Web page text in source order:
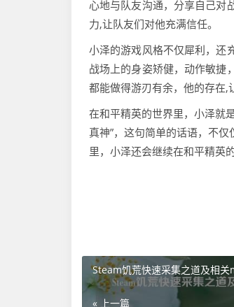
心地与队友沟通，分享自己对
力,让队友们对他充满信任。
小泽的游戏风格不仅犀利，还
战场上的身姿矫健，动作敏捷
都能做得游刃有余，他的存在,
在和平精英的世界里，小泽就
真神”，这句简单的话语，不
里，小泽还会继续在和平精英
Steam饥荒快速采集之道及相
« 上一篇